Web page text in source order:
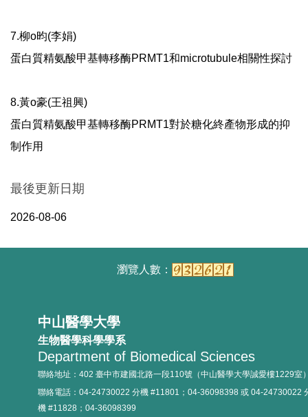
7.柳o昀(李娟)
蛋白質精氨酸甲基轉移酶PRMT1和microtubule相關性探討
8.黃o豪(王祖興)
蛋白質精氨酸甲基轉移酶PRMT1對於糖化終產物形成的抑
制作用
最後更新日期
2026-08-06
中山醫學大學
生物醫學科學學系
Department of Biomedical Sciences
聯絡地址：402 臺中市建國北路一段110號（中山醫學大學誠愛樓1229室
聯絡電話：04-24730022 分機 #11801；04-36098398 或 04-24730022
機 #11828；04-36098399